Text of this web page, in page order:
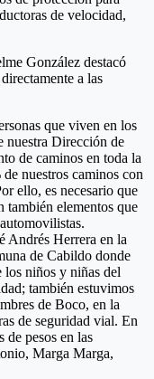
de velocidad,
González destacó
a las
que viven en los
nuestra Dirección de
de caminos en toda la
nuestros caminos con
ello, es necesario que
también elementos que
Andrés Herrera en la
de Cabildo donde
los niños y niñas del
también estuvimos
de Boco, en la
de seguridad vial. En
pesos en las
Marga Marga,